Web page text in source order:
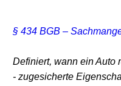
§ 434 BGB – Sachmangel
Definiert, wann ein Auto
- zugesicherte